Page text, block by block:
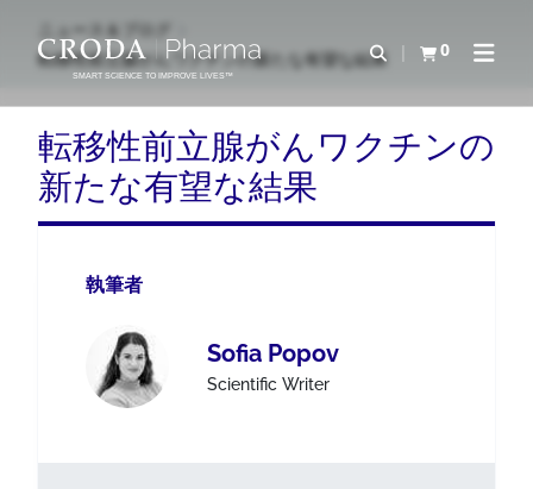
ン
ー
SMART SCIENCE TO IMPROVE LIVES™
検索を開く
0
カートを確認す
ナビ
ニュース＆ブログ
転移性前立腺がんワクチンの新たな有望な結果
転移性前立腺がんワクチンの
新たな有望な結果
執筆者
Sofia Popov
Scientific Writer